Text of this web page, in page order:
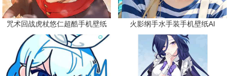
咒术回战虎杖悠仁超酷手机壁纸 火影纲手水手装手机壁纸AI